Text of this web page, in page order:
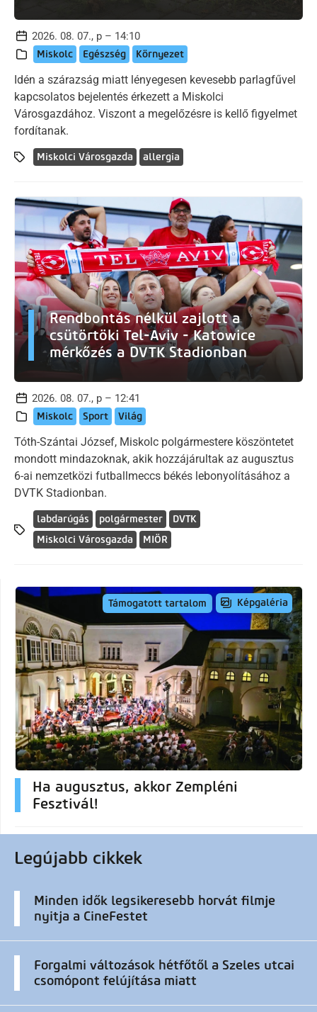
2026. 08. 07., p – 14:10
Miskolc Egészség Környezet
Idén a szárazság miatt lényegesen kevesebb parlagfűvel
kapcsolatos bejelentés érkezett a Miskolci
Városgazdához. Viszont a megelőzésre is kellő figyelmet
fordítanak.
Miskolci Városgazda allergia
Rendbontás nélkül zajlott a
csütörtöki Tel-Aviv - Katowice
mérkőzés a DVTK Stadionban
2026. 08. 07., p – 12:41
Miskolc Sport Világ
Tóth-Szántai József, Miskolc polgármestere köszöntetet
mondott mindazoknak, akik hozzájárultak az augusztus
6-ai nemzetközi futballmeccs békés lebonyolításához a
DVTK Stadionban.
labdarúgás polgármester
DVTK
Miskolci Városgazda
MIÖR
Támogatott tartalom Képgaléria
Ha augusztus, akkor Zempléni
Fesztivál!
Legújabb cikkek
Minden idők legsikeresebb horvát filmje
nyitja a CineFestet
Forgalmi változások hétfőtől a Szeles utcai
csomópont felújítása miatt